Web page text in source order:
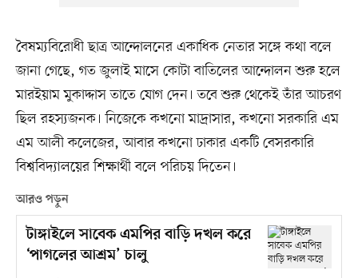
বৈষম্যবিরোধী ছাত্র আন্দোলনের একাধিক নেতার সঙ্গে কথা বলে
জানা গেছে, গত জুলাই মাসে কোটা বাতিলের আন্দোলন শুরু হলে
মারইয়াম মুকাদ্দাস তাতে যোগ দেন। তবে শুরু থেকেই তাঁর আচরণ
ছিল রহস্যজনক। নিজেকে কখনো মাদ্রাসার, কখনো সরকারি এম
এম আলী কলেজের, আবার কখনো ঢাকার একটি বেসরকারি
বিশ্ববিদ্যালয়ের শিক্ষার্থী বলে পরিচয় দিতেন।
আরও পড়ুন
টাঙ্গাইলে সাবেক এমপির বাড়ি দখল করে
‘পাগলের আশ্রম’ চালু